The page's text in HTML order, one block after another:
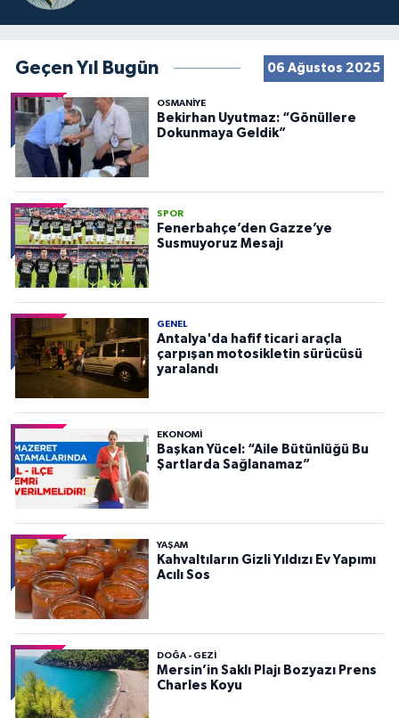
Geçen Yıl Bugün 06 Ağustos 2025
OSMANIYE
Bekirhan Uyutmaz: “Gönüllere
Dokunmaya Geldik”
SPOR
Fenerbahçe’den Gazze’ye
Susmuyoruz Mesajı
GENEL
Antalya'da hafif ticari araçla
çarpışan motosikletin sürücüsü
yaralandı
EKONOMI
Başkan Yücel: “Aile Bütünlüğü Bu
Şartlarda Sağlanamaz”
YAŞAM
Kahvaltıların Gizli Yıldızı Ev Yapımı
Acılı Sos
DOĞA - GEZI
Mersin’in Saklı Plajı Bozyazı Prens
Charles Koyu